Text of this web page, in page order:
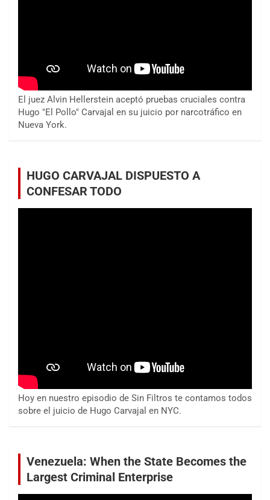
El juez Alvin Hellerstein aceptó pruebas cruciales contra
Hugo "El Pollo" Carvajal en su juicio por narcotráfico en
Nueva York.
HUGO CARVAJAL DISPUESTO A
CONFESAR TODO
Hoy en nuestro episodio de Sin Filtros te contamos todos
sobre el juicio de Hugo Carvajal en NYC.
Venezuela: When the State Becomes the
Largest Criminal Enterprise